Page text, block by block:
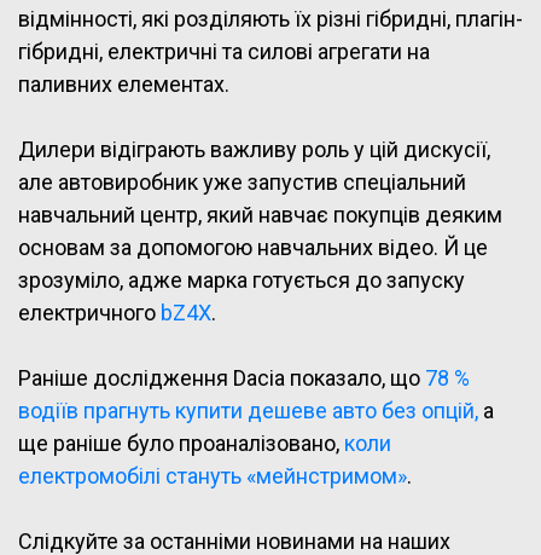
відмінності, які розділяють їх різні гібридні, плагін-
гібридні, електричні та силові агрегати на
паливних елементах.
Дилери відіграють важливу роль у цій дискусії,
але автовиробник уже запустив спеціальний
навчальний центр, який навчає покупців деяким
основам за допомогою навчальних відео. Й це
зрозуміло, адже марка готується до запуску
електричного bZ4X.
Раніше дослідження Dacia показало, що 78 %
водіїв прагнуть купити дешеве авто без опцій, а
ще раніше було проаналізовано, коли
електромобілі стануть «мейнстримом».
Слідкуйте за останніми новинами на наших